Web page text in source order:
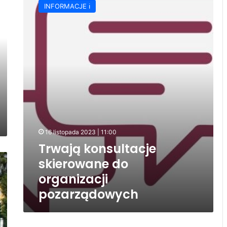
skierowaneINFORMACJE ℹ️
16 listopada 2023 | 11:00
Trwają konsultacje
skierowane do
organizacji
pozarządowych